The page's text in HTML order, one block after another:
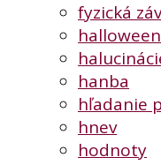
fyzická
halloween
hanba
hľadanie
hnev
hodnoty